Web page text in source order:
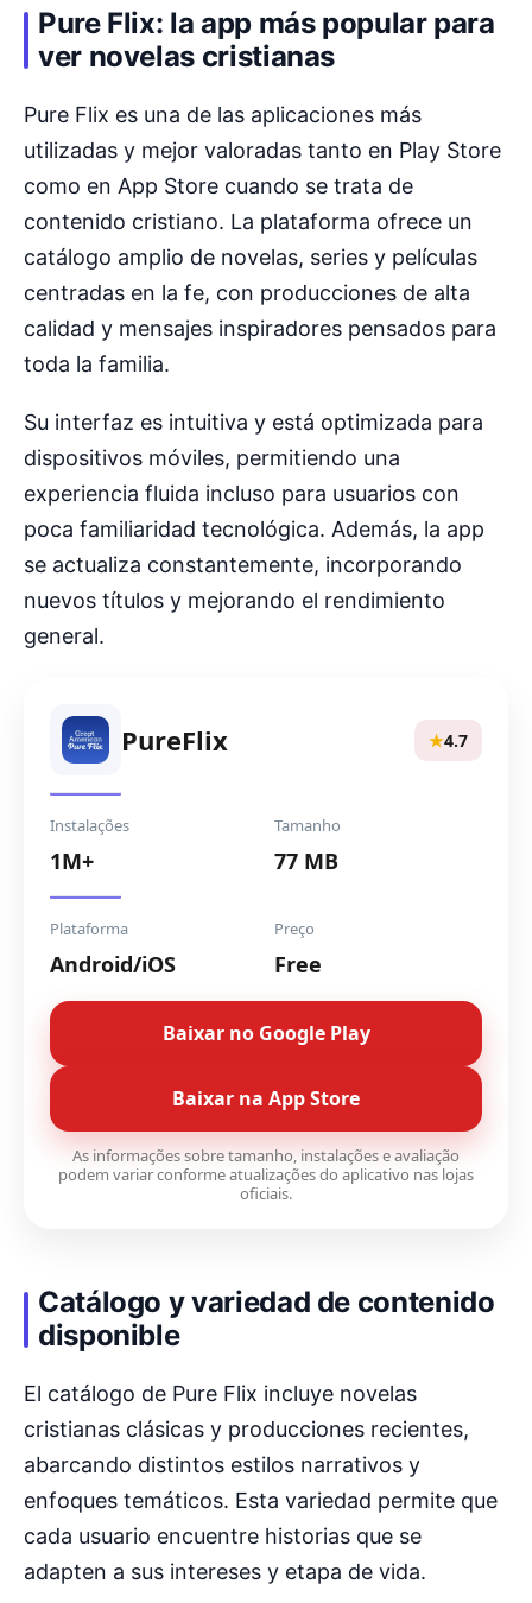
Pure Flix: la app más popular para
ver novelas cristianas
Pure Flix es una de las aplicaciones más
utilizadas y mejor valoradas tanto en Play Store
como en App Store cuando se trata de
contenido cristiano. La plataforma ofrece un
catálogo amplio de novelas, series y películas
centradas en la fe, con producciones de alta
calidad y mensajes inspiradores pensados para
toda la familia.
Su interfaz es intuitiva y está optimizada para
dispositivos móviles, permitiendo una
experiencia fluida incluso para usuarios con
poca familiaridad tecnológica. Además, la app
se actualiza constantemente, incorporando
nuevos títulos y mejorando el rendimiento
general.
PureFlix ★4.7
Instalações
1M+
Tamanho
77 MB
Plataforma
Android/iOS
Preço
Free
Baixar no Google Play
Baixar na App Store
As informações sobre tamanho, instalações e avaliação
podem variar conforme atualizações do aplicativo nas lojas
oficiais.
Catálogo y variedad de contenido
disponible
El catálogo de Pure Flix incluye novelas
cristianas clásicas y producciones recientes,
abarcando distintos estilos narrativos y
enfoques temáticos. Esta variedad permite que
cada usuario encuentre historias que se
adapten a sus intereses y etapa de vida.